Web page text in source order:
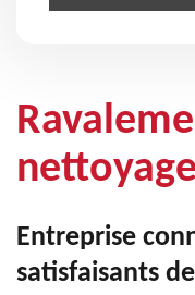
Entreprise
satisfaisants